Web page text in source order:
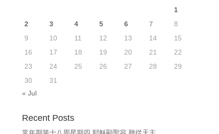
1
2
3 4 5 6 7
8
9
10 11 12 13 14
15
16
17 18 19 20 21
22
23
24 25 26 27 28
29
30
31
« Jul
Recent Posts